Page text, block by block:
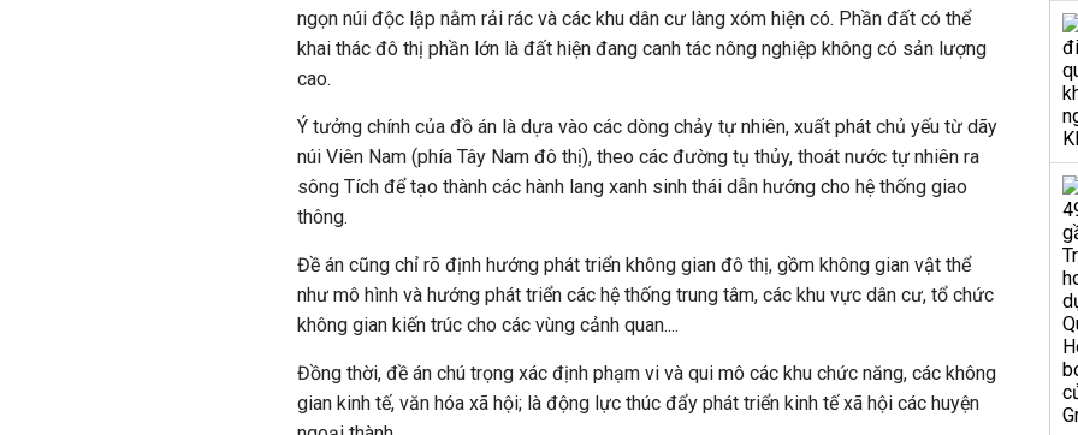
ngọn núi độc lập nằm rải rác và các khu dân cư làng xóm hiện có. Phần đất có thể
khai thác đô thị phần lớn là đất hiện đang canh tác nông nghiệp không có sản lượng
cao.
Ý tưởng chính của đồ án là dựa vào các dòng chảy tự nhiên, xuất phát chủ yếu từ dãy
núi Viên Nam (phía Tây Nam đô thị), theo các đường tụ thủy, thoát nước tự nhiên ra
sông Tích để tạo thành các hành lang xanh sinh thái dẫn hướng cho hệ thống giao
thông.
Đề án cũng chỉ rõ định hướng phát triển không gian đô thị, gồm không gian vật thể
như mô hình và hướng phát triển các hệ thống trung tâm, các khu vực dân cư, tổ chức
không gian kiến trúc cho các vùng cảnh quan....
Đồng thời, đề án chú trọng xác định phạm vi và qui mô các khu chức năng, các không
gian kinh tế, văn hóa xã hội; là động lực thúc đẩy phát triển kinh tế xã hội các huyện